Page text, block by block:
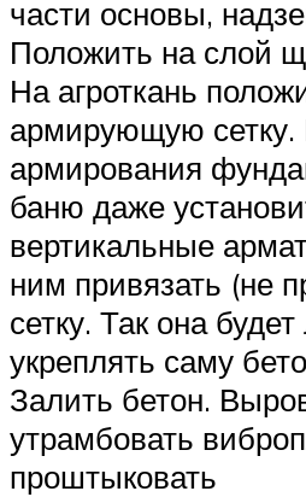
части основы,
Положить на слой
На агроткань
армирующую сетку.
армирования
баню даже
вертикальные
ним привязать (не
сетку. Так она
укреплять саму
Залить бетон.
утрамбовать
проштыковать